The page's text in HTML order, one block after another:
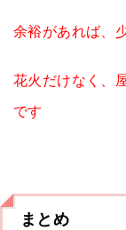
余裕があれば、
花火だけなく、
です
まとめ